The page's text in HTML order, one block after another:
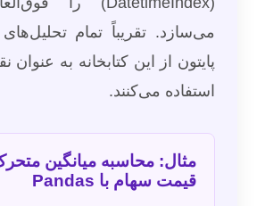
می‌سازد. تقریباً تمام
پایتون از این کتابخانه به
استفاده می‌کنند.
مثال: محاسبه میانگین
قیمت سهام با Pandas